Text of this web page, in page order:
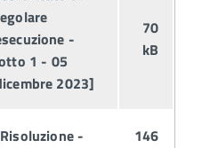
-
1 - 05
2023]
70
kB
-
146